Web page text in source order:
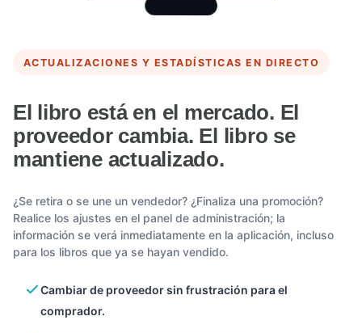
ACTUALIZACIONES Y ESTADÍSTICAS EN DIRECTO
El libro está en el mercado. El
proveedor cambia. El libro se
mantiene actualizado.
¿Se retira o se une un vendedor? ¿Finaliza una promoción?
Realice los ajustes en el panel de administración; la
información se verá inmediatamente en la aplicación, incluso
para los libros que ya se hayan vendido.
Cambiar de proveedor sin frustración para el
comprador.